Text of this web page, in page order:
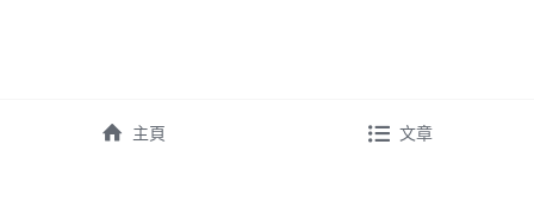
主頁 文章